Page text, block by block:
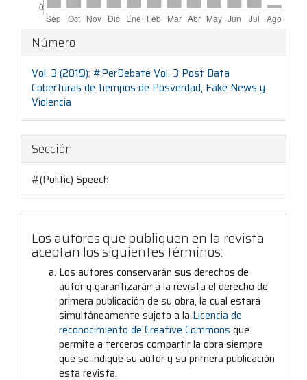
Detalles
del
artículo
Número
Vol. 3 (2019): #PerDebate Vol. 3 Post Data
Coberturas de tiempos de Posverdad, Fake News y
Violencia
Sección
#(Politic) Speech
Los autores que publiquen en la revista
aceptan los siguientes términos:
Los autores conservarán sus derechos de
autor y garantizarán a la revista el derecho de
primera publicación de su obra, la cual estará
simultáneamente sujeto a la Licencia de
reconocimiento de Creative Commons que
permite a terceros compartir la obra siempre
que se indique su autor y su primera publicación
esta revista.